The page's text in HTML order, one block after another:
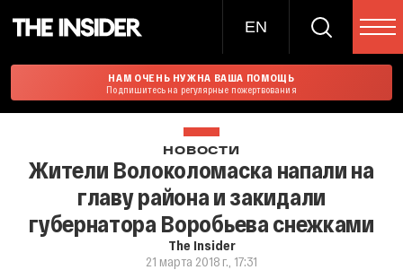
EN
НАМ ОЧЕНЬ НУЖНА ВАША ПОМОЩЬ
Подпишитесь на регулярные пожертвования
НОВОСТИ
Жители Волоколомаска напали на
главу района и закидали
губернатора Воробьева снежками
The Insider
21 марта 2018 г., 17:31